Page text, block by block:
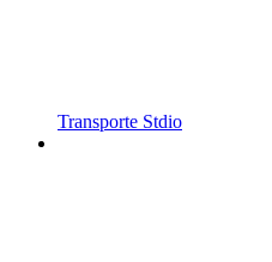
Transporte Stdio